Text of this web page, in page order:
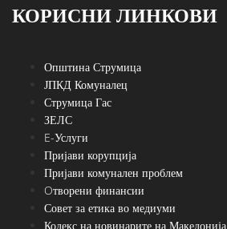
КОРИСНИ ЛИНКОВИ
Општина Струмица
ЈПКД Комуналец
Струмица Гас
ЗЕЛС
E-Услуги
Пријави корупција
Пријави комунален проблем
Oтворени финансии
Совет за етика во медиуми
Кодекс на новинарите на Македонија